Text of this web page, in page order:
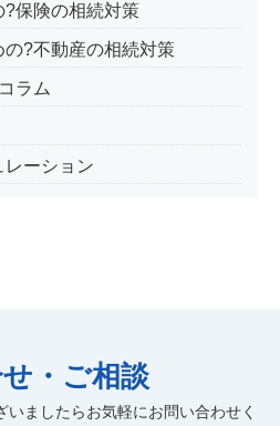
保険の相続対策
?不動産の相続対策
ラム
ーション
・ご相談
ましたらお気軽にお問い合わせく